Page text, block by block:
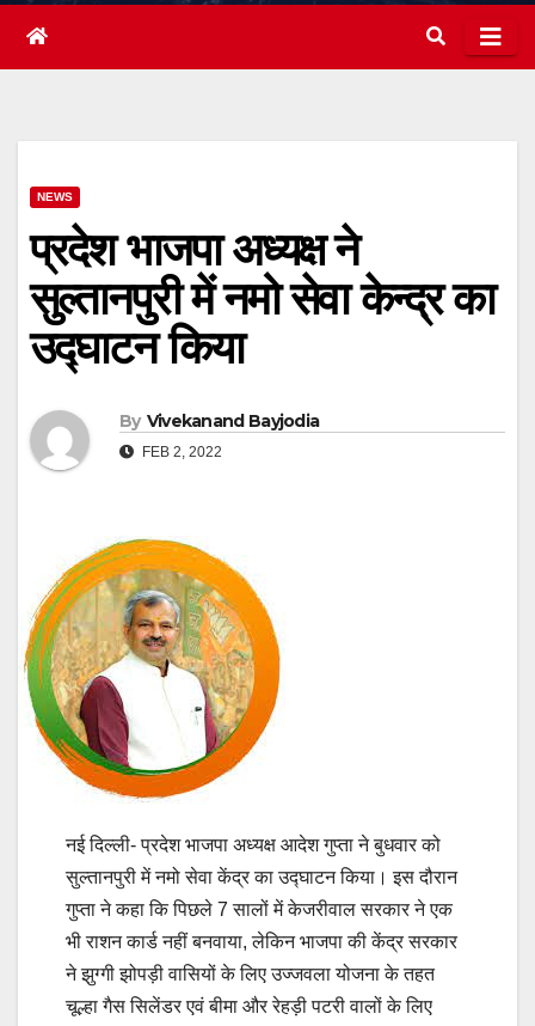
NEWS
प्रदेश भाजपा अध्यक्ष ने
सुल्तानपुरी में नमो सेवा केन्द्र का
उद्घाटन किया
By Vivekanand Bayjodia
FEB 2, 2022
नई दिल्ली- प्रदेश भाजपा अध्यक्ष आदेश गुप्ता ने बुधवार को
सुल्तानपुरी में नमो सेवा केंद्र का उद्घाटन किया। इस दौरान
गुप्ता ने कहा कि पिछले 7 सालों में केजरीवाल सरकार ने एक
भी राशन कार्ड नहीं बनवाया, लेकिन भाजपा की केंद्र सरकार
ने झुग्गी झोपड़ी वासियों के लिए उज्जवला योजना के तहत
चूल्हा गैस सिलेंडर एवं बीमा और रेहड़ी पटरी वालों के लिए